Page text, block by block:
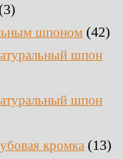
(3)
шпоном (42)
шпон
шпон
кромка (13)